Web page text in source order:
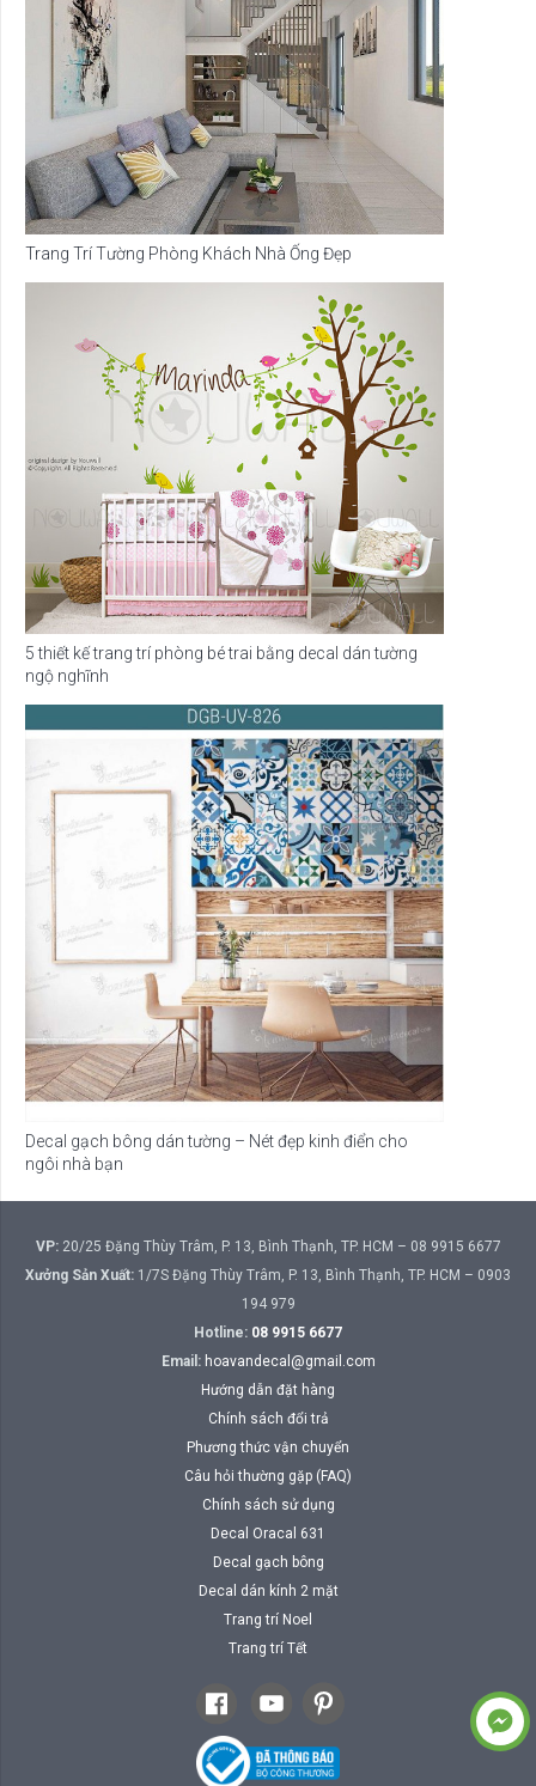
Trang Trí Tường Phòng Khách Nhà Ống Đẹp
5 thiết kế trang trí phòng bé trai bằng decal dán tường
ngộ nghĩnh
Decal gạch bông dán tường – Nét đẹp kinh điển cho
ngôi nhà bạn
VP:20/25 Đặng Thùy Trâm, P. 13, Bình Thạnh, TP. HCM – 08 9915 6677
Xưởng Sản Xuất: 1/7S Đặng Thùy Trâm, P. 13, Bình Thạnh, TP. HCM – 0903
194 979
Hotline: 08 9915 6677
Email: hoavandecal@gmail.com
Hướng dẫn đặt hàng
Chính sách đổi trả
Phương thức vận chuyển
Câu hỏi thường gặp (FAQ)
Chính sách sử dụng
Decal Oracal 631
Decal gạch bông
Decal dán kính 2 mặt
Trang trí Noel
Trang trí Tết